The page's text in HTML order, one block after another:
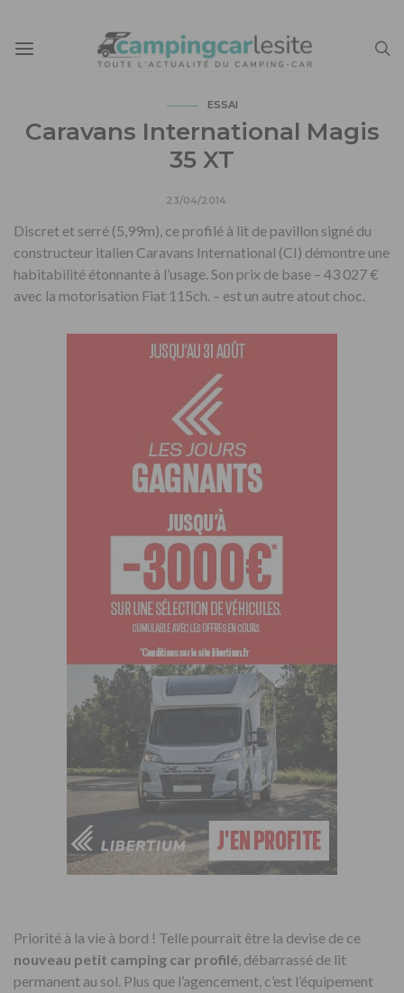
ESSAI
Caravans International Magis
35 XT
23/04/2014
Discret et serré (5,99m), ce profilé à lit de pavillon signé du
constructeur italien Caravans International (CI) démontre une
habitabilité étonnante à l’usage. Son prix de base – 43 027 €
avec la motorisation Fiat 115ch. – est un autre atout choc.
Priorité à la vie à bord ! Telle pourrait être la devise de ce
nouveau petit camping car profilé, débarrassé de lit
permanent au sol. Plus que l’agencement, c’est l’équipement